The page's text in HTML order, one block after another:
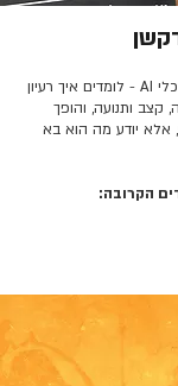
מקונספט ותסריט ועד ביצוע בכלי AI - לומדים איך רעיון
קצב ותנועה, והופך
אלא יודע מה הוא בא
הקרובה: